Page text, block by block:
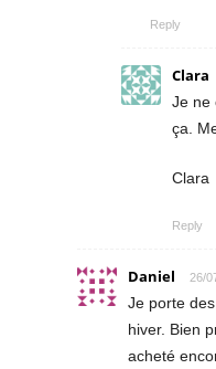
Reply
Clara
Je ne
ça.
Clara
Reply
Daniel 26/
Je porte
hiver. Bien
acheté